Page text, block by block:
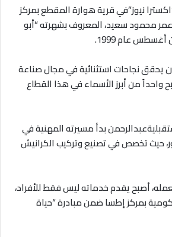
نيوز”في قرية هوارة المقطع بمركز
عمر محمود سعيد، المعروف بشهرته “أبو
عام 1999.
يحقق نجاحات استثنائية في مجال صناعة
واحداً من أبرز الأسماء في هذا القطاع
بدأ مسيرته المهنية في
حيث تخصص في تصنيع وتركيب الكرانيش
أصبح يقدم خدماته ليس فقط للأفراد،
بمركز إطسا ضمن مبادرة “حياة